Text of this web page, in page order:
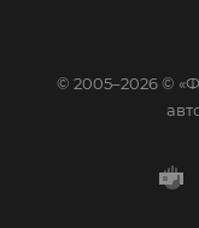
© 2005–2026 ©